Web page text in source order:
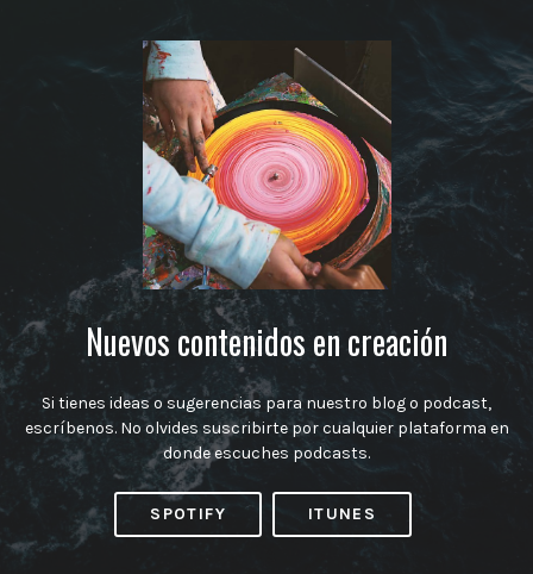
Nuevos contenidos en creación
Si tienes ideas o sugerencias para nuestro blog o podcast,
escríbenos. No olvides suscribirte por cualquier plataforma en
donde escuches podcasts.
SPOTIFY ITUNES